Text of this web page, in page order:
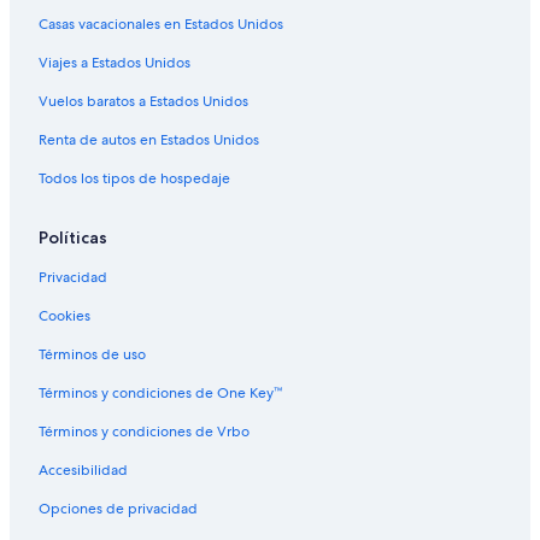
Hoteles en Bridgeland
Hoteles románticos en Centro de la ciudad de Calgary
Casas vacacionales en Estados Unidos
Viajes a Estados Unidos
Vuelos baratos a Estados Unidos
Renta de autos en Estados Unidos
Todos los tipos de hospedaje
Políticas
Privacidad
Cookies
Términos de uso
Términos y condiciones de One Key™
Términos y condiciones de Vrbo
Accesibilidad
Opciones de privacidad